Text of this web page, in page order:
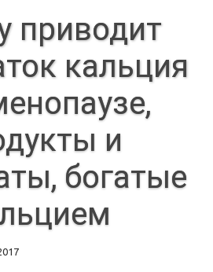
приводит
кальция
и
богатые